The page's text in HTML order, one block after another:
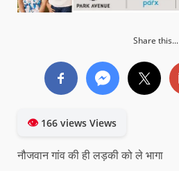
Share this...
👁166 views Views
नौजवान गांव की ही लड़की को ले भागा